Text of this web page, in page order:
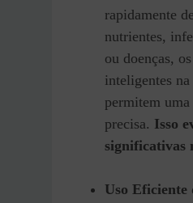
rapidamente
nutrientes,
ou doenças,
inteligentes
permitem uma
precisa. Isso
significativas
Uso Eficiente